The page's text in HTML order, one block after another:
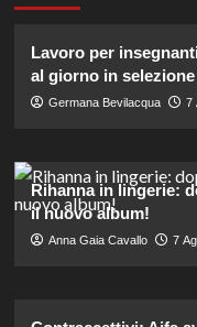
Lavoro per
al giorno in
Germana Bevilacqua 7
Rihanna in lingerie:
il nuovo album!
Anna Gaia Cavallo 7